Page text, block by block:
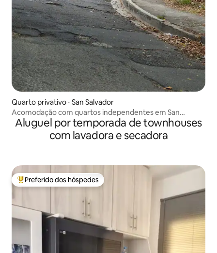
Quarto privativo ⋅ San Salvador
Acomodação com quartos independentes em San
Salvador
Aluguel por temporada de townhouses
com lavadora e secadora
Entre os melhores preferidos dos hóspedes
Preferido dos hóspedes